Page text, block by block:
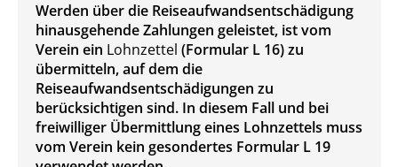
Werden über die Reiseaufwandsentschädigung
hinausgehende Zahlungen geleistet, ist vom
Verein ein Lohnzettel (Formular L 16) zu
übermitteln, auf dem die
Reiseaufwandsentschädigungen zu
berücksichtigen sind. In diesem Fall und bei
freiwilliger Übermittlung eines Lohnzettels muss
vom Verein kein gesondertes Formular L 19